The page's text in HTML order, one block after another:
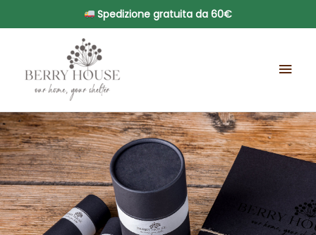
Spedizione gratuita da 60€